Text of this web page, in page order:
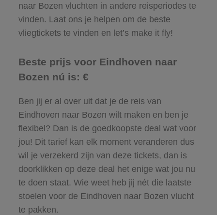
naar Bozen vluchten in andere reisperiodes te
vinden. Laat ons je helpen om de beste
vliegtickets te vinden en let’s make it fly!
Beste prijs voor Eindhoven naar
Bozen nú is: €
Ben jij er al over uit dat je de reis van
Eindhoven naar Bozen wilt maken en ben je
flexibel? Dan is de goedkoopste deal wat voor
jou! Dit tarief kan elk moment veranderen dus
wil je verzekerd zijn van deze tickets, dan is
doorklikken op deze deal het enige wat jou nu
te doen staat. Wie weet heb jij nét die laatste
stoelen voor de Eindhoven naar Bozen vlucht
te pakken.